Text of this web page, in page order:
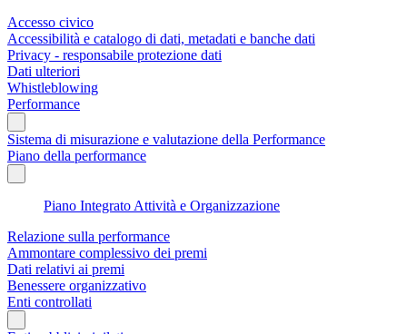
Accesso civico
Accessibilità e catalogo di dati, metadati e banche dati
Privacy - responsabile protezione dati
Dati ulteriori
Whistleblowing
Performance
Sistema di misurazione e valutazione della Performance
Piano della performance
Piano Integrato Attività e Organizzazione
Relazione sulla performance
Ammontare complessivo dei premi
Dati relativi ai premi
Benessere organizzativo
Enti controllati